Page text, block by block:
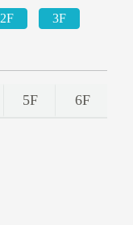
2F
3F
5F 6F